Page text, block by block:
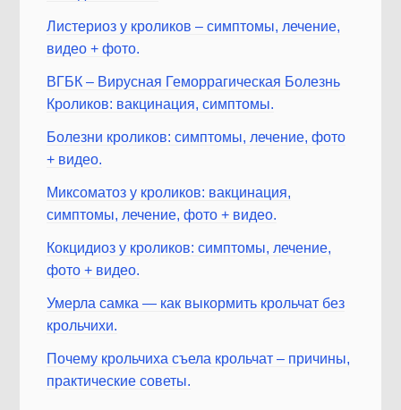
Листериоз у кроликов – симптомы, лечение,
видео + фото.
ВГБК – Вирусная Геморрагическая Болезнь
Кроликов: вакцинация, симптомы.
Болезни кроликов: симптомы, лечение, фото
+ видео.
Миксоматоз у кроликов: вакцинация,
симптомы, лечение, фото + видео.
Кокцидиоз у кроликов: симптомы, лечение,
фото + видео.
Умерла самка — как выкормить крольчат без
крольчихи.
Почему крольчиха съела крольчат – причины,
практические советы.